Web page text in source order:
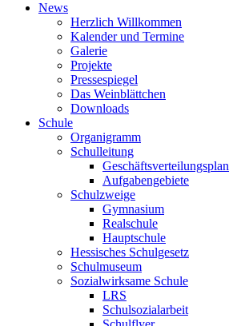
News
Herzlich Willkommen
Kalender und Termine
Galerie
Projekte
Pressespiegel
Das Weinblättchen
Downloads
Schule
Organigramm
Schulleitung
Geschäftsverteilungsplan
Aufgabengebiete
Schulzweige
Gymnasium
Realschule
Hauptschule
Hessisches Schulgesetz
Schulmuseum
Sozialwirksame Schule
LRS
Schulsozialarbeit